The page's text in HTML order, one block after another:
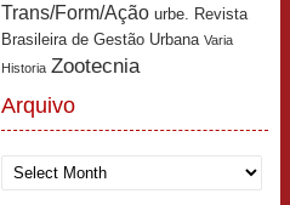
Trans/Form/Ação urbe. Revista
Brasileira de Gestão Urbana Varia
Historia Zootecnia
Arquivo
Arquivo